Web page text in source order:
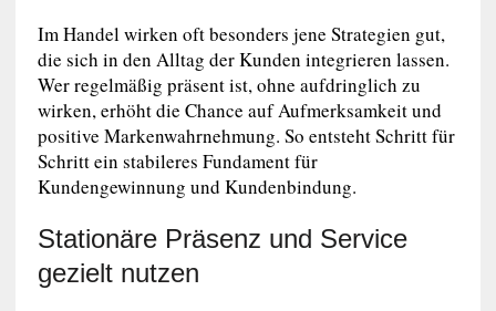
Im Handel wirken oft besonders jene Strategien gut,
die sich in den Alltag der Kunden integrieren lassen.
Wer regelmäßig präsent ist, ohne aufdringlich zu
wirken, erhöht die Chance auf Aufmerksamkeit und
positive Markenwahrnehmung. So entsteht Schritt für
Schritt ein stabileres Fundament für
Kundengewinnung und Kundenbindung.
Stationäre Präsenz und Service
gezielt nutzen